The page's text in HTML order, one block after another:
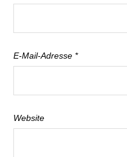
E-Mail-Adresse *
Website